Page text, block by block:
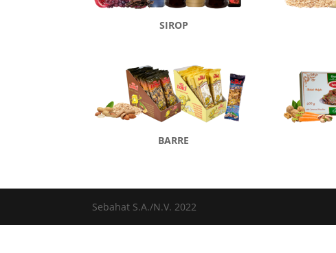
SIROP
BARRE
Sebahat S.A./N.V. 2022